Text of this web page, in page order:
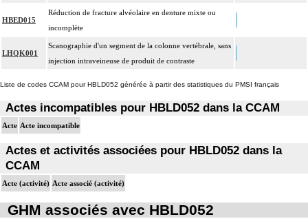
HBED015
Réduction de fracture alvéolaire en denture mixte ou
incomplète
LHQK001
Scanographie d'un segment de la colonne vertébrale, sans
injection intraveineuse de produit de contraste
Liste de codes CCAM pour HBLD052 générée à partir des statistiques du PMSI français
Actes incompatibles pour HBLD052 dans la CCAM
Acte Acte incompatible
Actes et activités associées pour HBLD052 dans la
CCAM
Acte (activité) Acte associé (activité)
GHM associés avec HBLD052